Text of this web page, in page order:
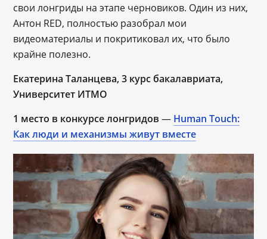
свои лонгриды на этапе черновиков. Один из них,
Антон RED, полностью разобрал мои
видеоматериалы и покритиковал их, что было
крайне полезно.
Екатерина Таланцева, 3 курс бакалавриата,
Университет ИТМО
1 место в конкурсе лонгридов— Human Touch:
Как люди и механизмы живут вместе